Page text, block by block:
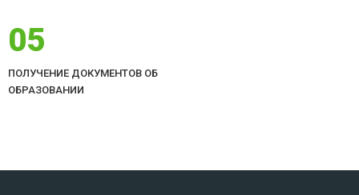
05
ПОЛУЧЕНИЕ ДОКУМЕНТОВ ОБ
ОБРАЗОВАНИИ